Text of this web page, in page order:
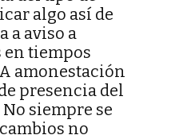
algo así de
a aviso a
en tiempos
amonestación
presencia del
siempre se
no